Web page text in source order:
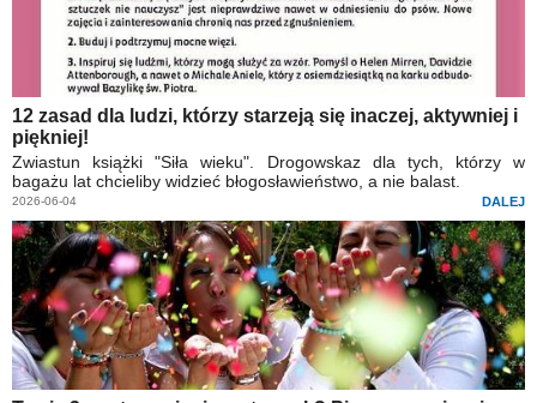
12 zasad dla ludzi, którzy starzeją się inaczej, aktywniej i
piękniej!
Zwiastun książki "Siła wieku". Drogowskaz dla tych, którzy w
bagażu lat chcieliby widzieć błogosławieństwo, a nie balast.
2026-06-04 DALEJ